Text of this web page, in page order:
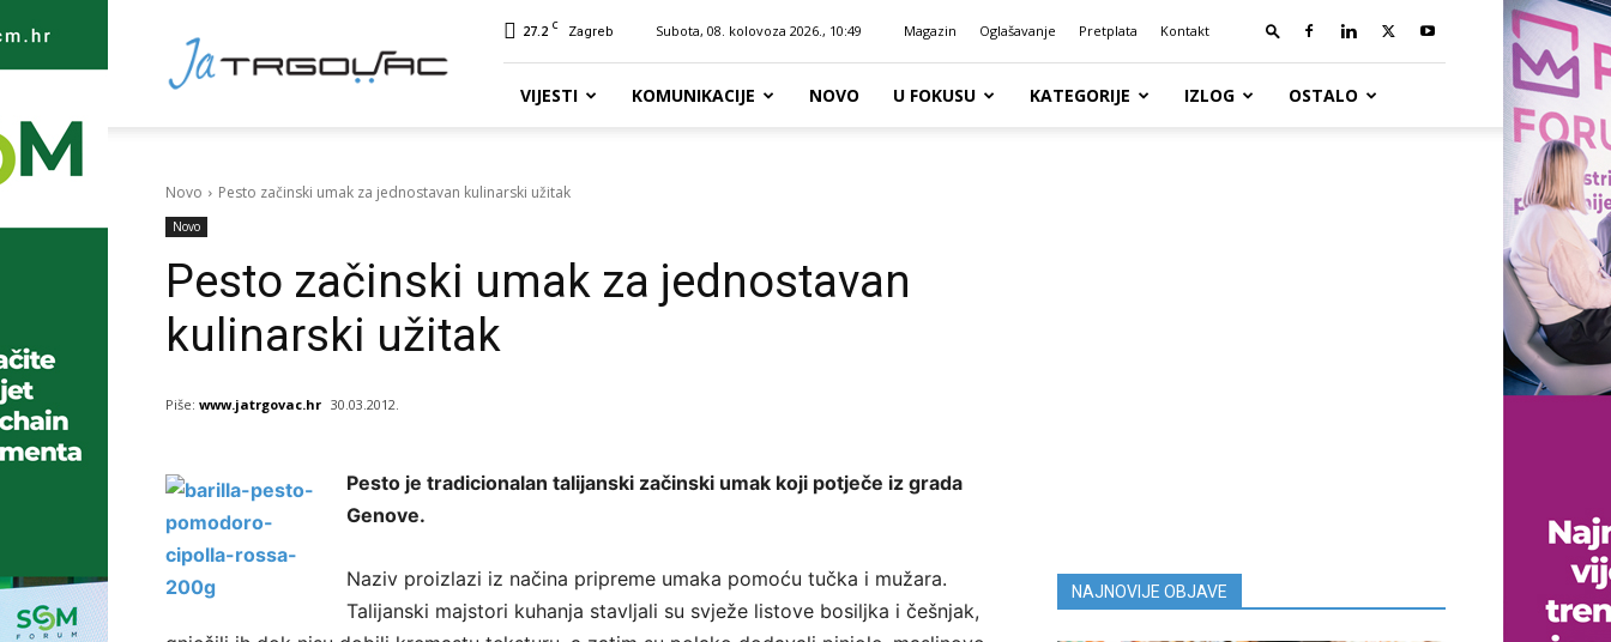
TRGOVAC
27.2 C Zagreb Subota, 08. kolovoza 2026., 10:49 Magazin Oglašavanje Pretplata Kontakt
VIJESTI KOMUNIKACIJE NOVO U FOKUSU KATEGORIJE IZLOG OSTALO
Novo Pesto začinski umak za jednostavan kulinarski užitak
Novo
Pesto začinski umak za jednostavan
kulinarski užitak
Piše: www.jatrgovac.hr 30.03.2012.
Pesto je tradicionalan talijanski začinski umak koji potječe iz grada
Genove.
Naziv proizlazi iz načina pripreme umaka pomoću tučka i mužara.
Talijanski majstori kuhanja stavljali su svježe listove bosiljka i češnjak,
NAJNOVIJE OBJAVE